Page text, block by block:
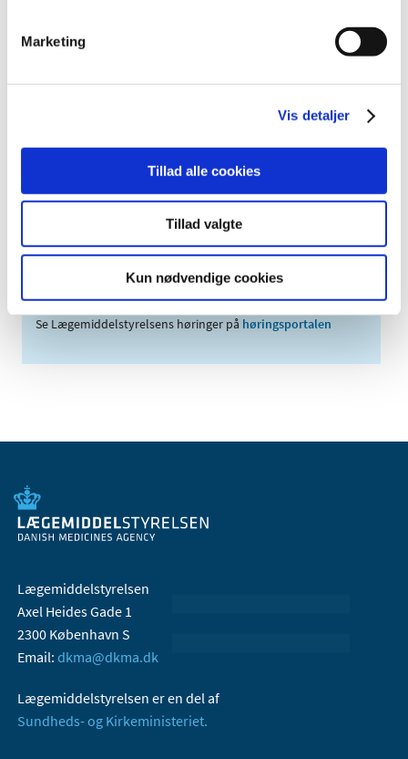
Marketing
Vis detaljer
Tillad alle cookies
Tillad valgte
Kun nødvendige cookies
2005 (2)
Meddelelser om forsyning af medicin til mennesker og dyr
(med søgefunktion)
Sikkerhedsmeddelelser om medicinsk udstyr
(med søgefunktion)
Høringer på Høringsportalen
Se Lægemiddelstyrelsens høringer på høringsportalen
Lægemiddelstyrelsen
Axel Heides Gade 1
2300 København S
Email: dkma@dkma.dk
Lægemiddelstyrelsen er en del af
Sundheds- og Kirkeministeriet.